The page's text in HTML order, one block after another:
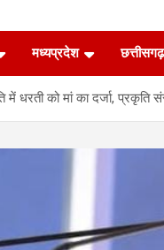
मध्यप्रदेश छत्तीसगढ़
में धरती को मां का दर्जा, प्रकृति